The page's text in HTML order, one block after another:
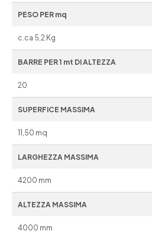
PESO PER mq
c.ca 5,2 Kg
BARRE PER 1 mt DI ALTEZZA
20
SUPERFICE MASSIMA
11,50 mq
LARGHEZZA MASSIMA
4200 mm
ALTEZZA MASSIMA
4000 mm